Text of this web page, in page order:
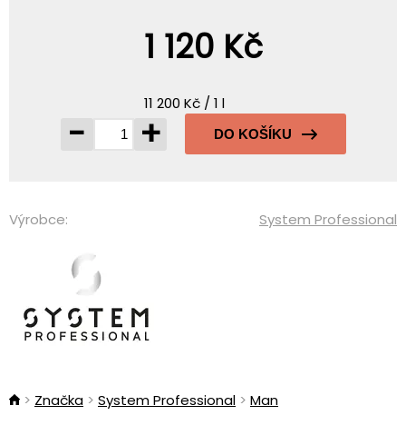
1 120 Kč
11 200 Kč / 1 l
- + DO KOŠÍKU
Výrobce: System Professional
Značka System Professional Man